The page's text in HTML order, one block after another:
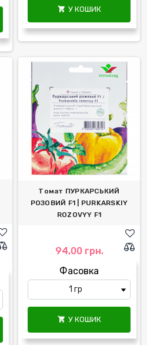
 У КОШИК
Томат ПУРКАРСЬКИЙ
РОЗОВИЙ F1 | PURKARSKIY
ROZOVYY F1
94,00 грн.
Фасовка
 У КОШИК